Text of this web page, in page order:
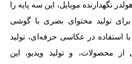
نگهدارنده موبایل، این سه پایه را
برای تولید محتوای بصری با گوشی
استفاده در عکاسی حرفه‌ای، تولید
محصولات، و تولید ویدیو، این